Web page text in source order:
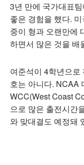
3년 만에 국가대표
좋은 경험을 했다.
중이 형과 오랜만에
하면서 많은 것을 배
여준석이 4학년으
호는 아니다. NCAA
WCC(West Coast
으로 많은 출전시간
와 맞대결도 예정돼